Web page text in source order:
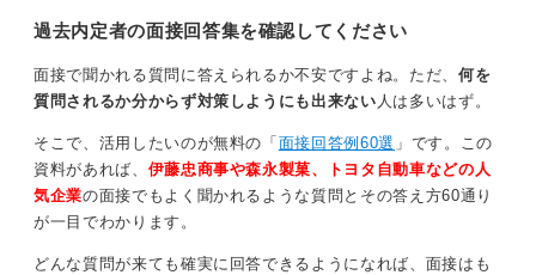
これに加えて自分の経験や意欲をしっかりと伝えること
で、より良い印象を与えることができるでしょう。準備
をしっかり整え、自信を持って面接に臨んでください。
0
過去内定者の面接回答集を確認してください
面接で聞かれる質問に答えられるか不安ですよね。ただ、 何を
質問されるか分からず対策しようにも出来ない 人は多いはず。
そこで、活用したいのが無料の「 面接回答例60選 」です。この
資料があれば、 伊藤忠商事や森永製菓、トヨタ自動車などの人
気企業の面接でもよく聞かれるような質問とその答え方60通り
が一目でわかります。
どんな質問が来ても確実に回答できるようになれば、面接はも